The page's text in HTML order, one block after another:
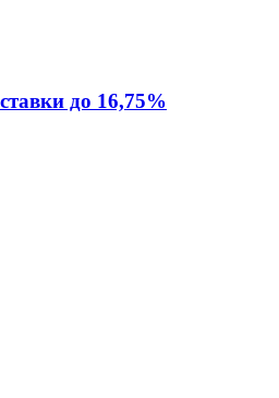
до 16,75%